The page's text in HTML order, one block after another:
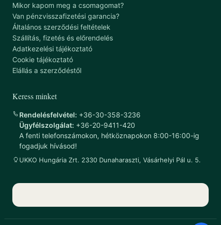
Mikor kapom meg a csomagomat?
Van pénzvisszafizetési garancia?
Általános szerződési feltételek
Szállítás, fizetés és előrendelés
Adatkezelési tájékoztató
Cookie tájékoztató
Elállás a szerződéstől
Keress minket
Rendelésfelvétel: +36-30-358-3236
Ügyfélszolgálat: +36-20-9411-420
A fenti telefonszámokon, hétköznapokon 8:00-16:00-ig
fogadjuk hívásod!
UKKO Hungária Zrt. 2330 Dunaharaszti, Vásárhelyi Pál u. 5.